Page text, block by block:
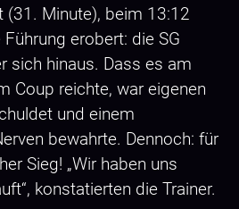
Minute), beim 13:12
erobert: die SG
sich hinaus. Dass es am
Coup reichte, war eigenen
und einem
bewahrte. Dennoch: für
Sieg! „Wir haben uns
konstatierten die Trainer.